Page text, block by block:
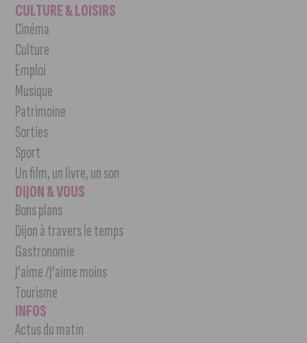
CULTURE & LOISIRS
Cinéma
Culture
Emploi
Musique
Patrimoine
Sorties
Sport
Un film, un livre, un son
DIJON & VOUS
Bons plans
Dijon à travers le temps
Gastronomie
J’aime /J’aime moins
Tourisme
INFOS
Actus du matin